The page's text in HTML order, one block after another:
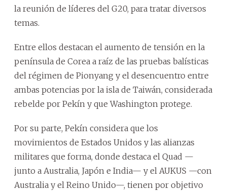
la reunión de líderes del G20, para tratar diversos
temas.
Entre ellos destacan el aumento de tensión en la
península de Corea a raíz de las pruebas balísticas
del régimen de Pionyang y el desencuentro entre
ambas potencias por la isla de Taiwán, considerada
rebelde por Pekín y que Washington protege.
Por su parte, Pekín considera que los
movimientos de Estados Unidos y las alianzas
militares que forma, donde destaca el Quad —
junto a Australia, Japón e India— y el AUKUS —con
Australia y el Reino Unido—, tienen por objetivo